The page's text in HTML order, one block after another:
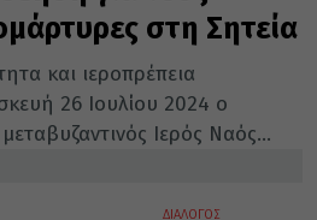
στη Σητεία
και ιεροπρέπεια
26 Ιουλίου 2024 ο
Ιερός Ναός...
ΔΙΑΛΟΓΟΣ